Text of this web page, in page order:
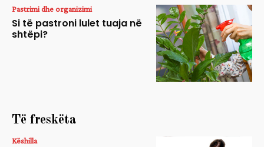
Pastrimi dhe organizimi
Si të pastroni lulet tuaja në
shtëpi?
Të freskëta
Këshilla